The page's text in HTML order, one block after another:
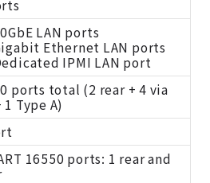
LAN ports
Ethernet LAN ports
IPMI LAN port
ports total (2 rear + 4 via
Type A)
16550 ports: 1 rear and